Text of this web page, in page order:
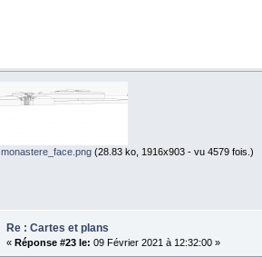
monastere_face.png (28.83 ko, 1916x903 - vu 4579 fois.)
Re : Cartes et plans
«Réponse #23 le: 09 Février 2021 à 12:32:00 »